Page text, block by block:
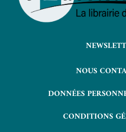
NOUS
DONNÉES
CONDITIONS